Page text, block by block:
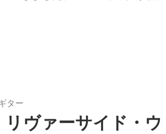
ター
ヴァーサイド・ウ